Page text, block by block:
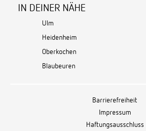
IN DEINER NÄHE
Ulm
Heidenheim
Oberkochen
Blaubeuren
Barrierefreiheit
Impressum
Haftungsausschluss